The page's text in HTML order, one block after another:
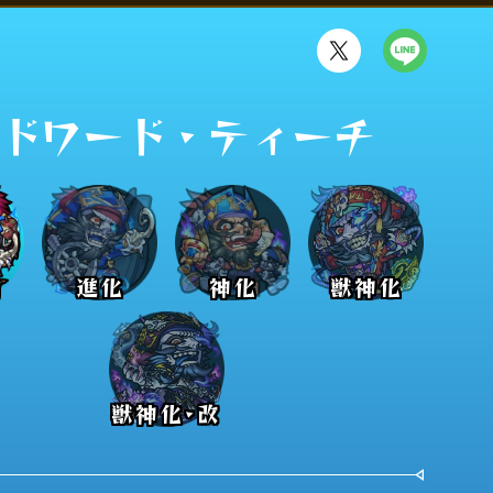
ワード・ティーチ
進化 神化 獣神化
獣神化･改